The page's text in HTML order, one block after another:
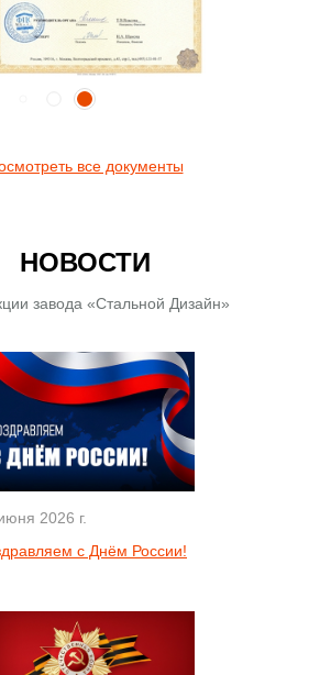
все документы
НОВОСТИ
завода «Стальной Дизайн»
2026 г.
с Днём России!